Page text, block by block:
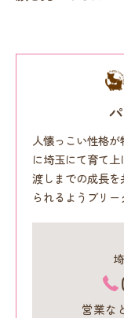
人懐っこい性格
に埼玉にて育て
渡しまでの成長
られるようブリー
営業な